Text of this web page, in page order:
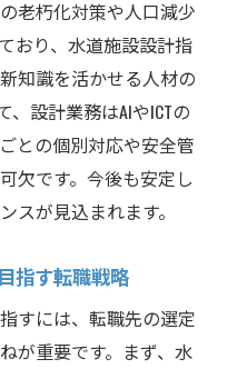
へ転職するポイン
アチェンジを成功
られる資質と姿勢
るメリットを解説
と資格取得戦略
新改定内容を知る
協会の指針活用法
老朽化対策や人口減少
おり、水道施設設計指
知識を活かせる人材の
設計業務はAIやICTの
との個別対応や安全管
欠です。今後も安定し
スが見込まれます。
指す転職戦略
すには、転職先の選定
が重要です。まず、水